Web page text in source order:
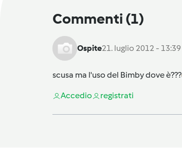
Commenti (1)
Ospite21. luglio 2012 - 13:39
scusa ma l'uso del Bimby dove è???
Accedio registrati